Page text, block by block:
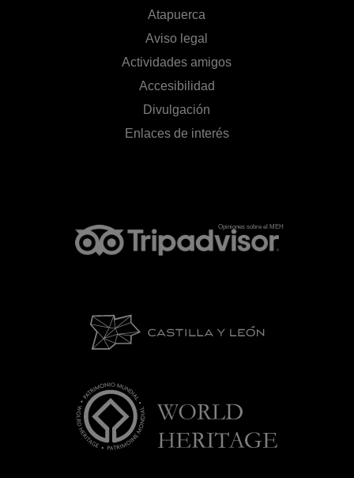
Atapuerca
Aviso legal
Actividades amigos
Accesibilidad
Divulgación
Enlaces de interés
Opiniones sobre el MEH